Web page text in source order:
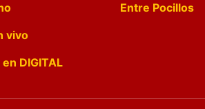
Entre Pocillos
vivo
DIGITAL